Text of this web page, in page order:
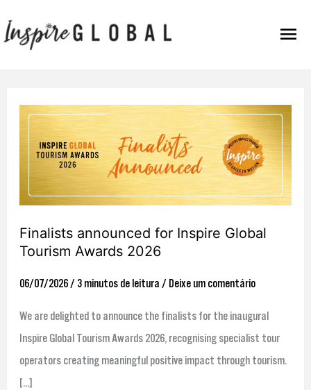
para
Finalists announced for Inspire Global
Tourism Awards 2026
06/07/2026 / 3 minutos de leitura / Deixe um comentário
We are delighted to announce the finalists for the inaugural
Inspire Global Tourism Awards 2026, recognising specialist tour
operators creating meaningful positive impact through tourism.
[…]
Finalists
Global
Tourism
Awards